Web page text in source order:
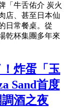
「牛舌佑介 炭火
店、甚至日本仙
日常餐桌。從
乾杯集團多年來
炸蛋「玉
Sand首度
酒之夜